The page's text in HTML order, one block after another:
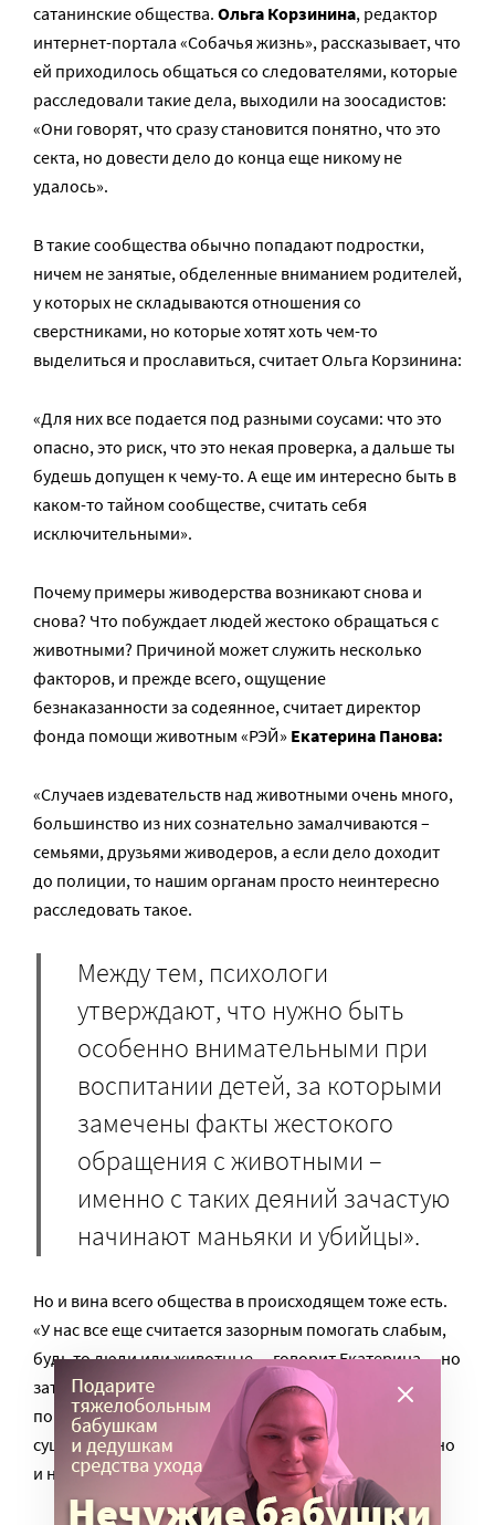
сатанинские общества. Ольга Корзинина, редактор
интернет-портала «Собачья жизнь», рассказывает, что
ей приходилось общаться со следователями, которые
расследовали такие дела, выходили на зоосадистов:
«Они говорят, что сразу становится понятно, что это
секта, но довести дело до конца еще никому не
удалось».
В такие сообщества обычно попадают подростки,
ничем не занятые, обделенные вниманием родителей,
у которых не складываются отношения со
сверстниками, но которые хотят хоть чем-то
выделиться и прославиться, считает Ольга Корзинина:
«Для них все подается под разными соусами: что это
опасно, это риск, что это некая проверка, а дальше ты
будешь допущен к чему-то. А еще им интересно быть в
каком-то тайном сообществе, считать себя
исключительными».
Почему примеры живодерства возникают снова и
снова? Что побуждает людей жестоко обращаться с
животными? Причиной может служить несколько
факторов, и прежде всего, ощущение
безнаказанности за содеянное, считает директор
фонда помощи животным «РЭЙ» Екатерина Панова:
«Случаев издевательств над животными очень много,
большинство из них сознательно замалчиваются –
семьями, друзьями живодеров, а если дело доходит
до полиции, то нашим органам просто неинтересно
расследовать такое.
Между тем, психологи
утверждают, что нужно быть
особенно внимательными при
воспитании детей, за которыми
замечены факты жестокого
обращения с животными –
именно с таких деяний зачастую
начинают маньяки и убийцы».
Но и вина всего общества в происходящем тоже есть.
«У нас все еще считается зазорным помогать слабым,
будь то люди или животные, – говорит Екатерина, – но
зато среди подрастающего поколения очень круто
показывать свою власть над беззащитными
существами, издеваться не только над животными, но
и над сверстниками.